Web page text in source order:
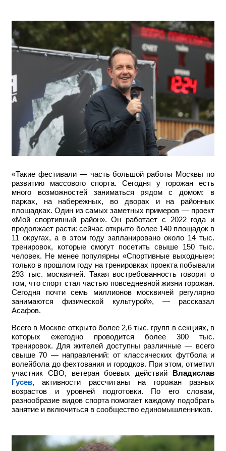
«Такие фестивали — часть большой работы Москвы по
развитию массового спорта. Сегодня у горожан есть
много возможностей заниматься рядом с домом: в
парках, на набережных, во дворах и на районных
площадках. Один из самых заметных примеров — проект
«Мой спортивный район». Он работает с 2022 года и
продолжает расти: сейчас открыто более 140 площадок в
11 округах, а в этом году запланировано около 14 тыс.
тренировок, которые смогут посетить свыше 150 тыс.
человек. Не менее популярны «Спортивные выходные»:
только в прошлом году на тренировках проекта побывали
293 тыс. москвичей. Такая востребованность говорит о
том, что спорт стал частью повседневной жизни горожан.
Сегодня почти семь миллионов москвичей регулярно
занимаются физической культурой», — рассказал
Асафов.
Всего в Москве открыто более 2,6 тыс. групп в секциях, в
которых ежегодно проводится более 300 тыс.
тренировок. Для жителей доступны различные — всего
свыше 70 — направлений: от классических футбола и
волейбола до фехтования и городков. При этом, отметил
участник СВО, ветеран боевых действий
Владислав
Гусев, активности рассчитаны на горожан разных
возрастов и уровней подготовки. По его словам,
разнообразие видов спорта помогает каждому подобрать
занятие и включиться в сообщество единомышленников.